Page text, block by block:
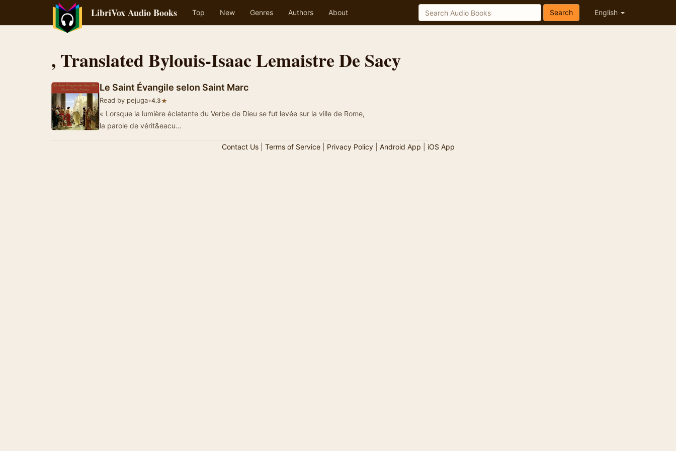
LibriVox Audio Books Top New Genres Authors About English
Search
, Translated Bylouis-Isaac Lemaistre De Sacy
Le Saint Évangile selon Saint Marc
Read by pejuga•4.3★
« Lorsque la lumière éclatante du Verbe de Dieu se fut levée sur la ville de Rome,
la parole de vérit&eacu…
Contact Us| Terms of Service| Privacy Policy| Android App iOS App